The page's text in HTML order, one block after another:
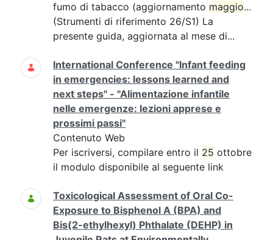
fumo di tabacco (aggiornamento maggio...
(Strumenti di riferimento 26/S1) La
presente guida, aggiornata al mese di...
International Conference "Infant feeding
in emergencies: lessons learned and
next steps" - "Alimentazione infantile
nelle emergenze: lezioni apprese e
prossimi passi"
Contenuto Web
Per iscriversi, compilare entro il 25 ottobre
il modulo disponibile al seguente link
Toxicological Assessment of Oral Co-
Exposure to Bisphenol A (BPA) and
Bis(2-ethylhexyl) Phthalate (DEHP) in